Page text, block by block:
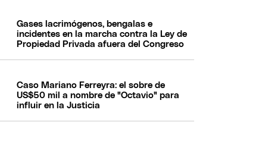
Gases lacrimógenos, bengalas e
incidentes en la marcha contra la Ley de
Propiedad Privada afuera del Congreso
Caso Mariano Ferreyra: el sobre de
US$50 mil a nombre de "Octavio" para
influir en la Justicia